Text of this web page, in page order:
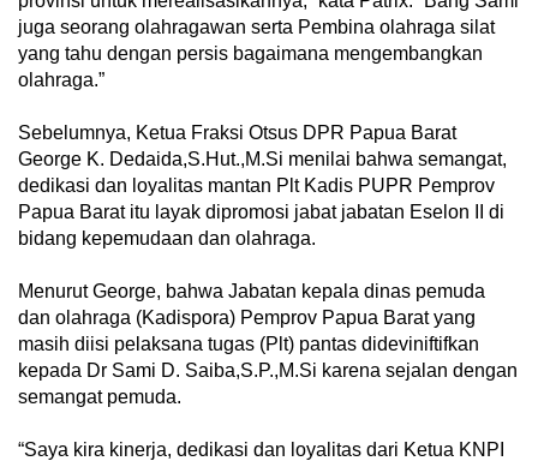
juga seorang olahragawan serta Pembina olahraga silat
yang tahu dengan persis bagaimana mengembangkan
olahraga.”
Sebelumnya, Ketua Fraksi Otsus DPR Papua Barat
George K. Dedaida,S.Hut.,M.Si menilai bahwa semangat,
dedikasi dan loyalitas mantan Plt Kadis PUPR Pemprov
Papua Barat itu layak dipromosi jabat jabatan Eselon II di
bidang kepemudaan dan olahraga.
Menurut George, bahwa Jabatan kepala dinas pemuda
dan olahraga (Kadispora) Pemprov Papua Barat yang
masih diisi pelaksana tugas (Plt) pantas dideviniftifkan
kepada Dr Sami D. Saiba,S.P.,M.Si karena sejalan dengan
semangat pemuda.
“Saya kira kinerja, dedikasi dan loyalitas dari Ketua KNPI